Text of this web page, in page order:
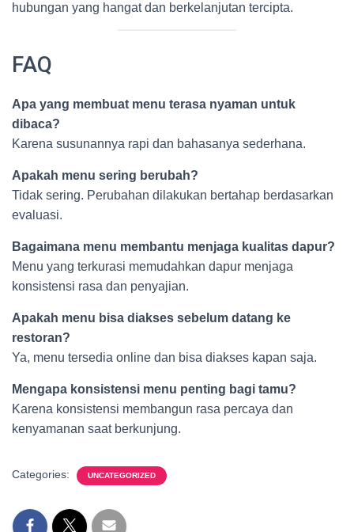
hubungan yang hangat dan berkelanjutan tercipta.
FAQ
Apa yang membuat menu terasa nyaman untuk
dibaca?
Karena susunannya rapi dan bahasanya sederhana.
Apakah menu sering berubah?
Tidak sering. Perubahan dilakukan bertahap berdasarkan
evaluasi.
Bagaimana menu membantu menjaga kualitas dapur?
Menu yang terkurasi memudahkan dapur menjaga
konsistensi rasa dan penyajian.
Apakah menu bisa diakses sebelum datang ke
restoran?
Ya, menu tersedia online dan bisa diakses kapan saja.
Mengapa konsistensi menu penting bagi tamu?
Karena konsistensi membangun rasa percaya dan
kenyamanan saat berkunjung.
Categories: UNCATEGORIZED